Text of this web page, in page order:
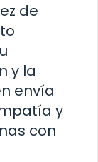
de
y la
envía
y
con